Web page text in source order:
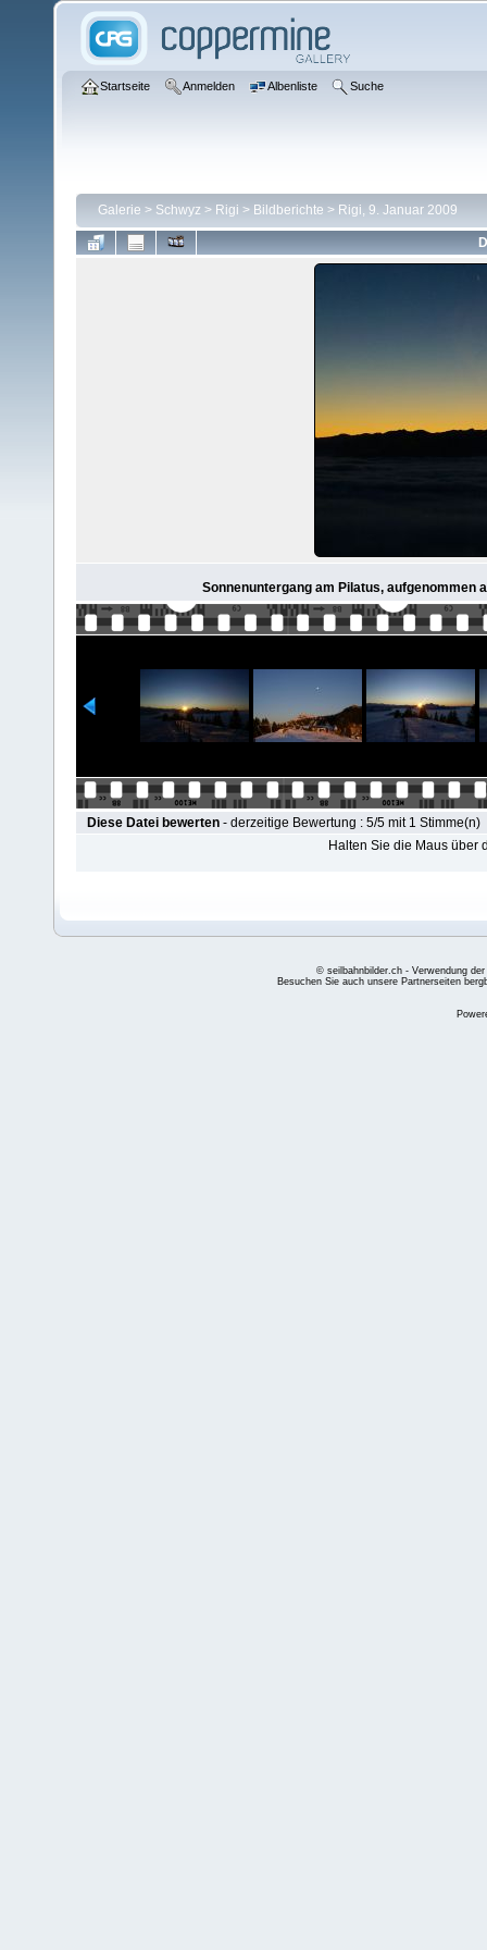
Startseite Anmelden Albenliste Suche
Galerie > Schwyz > Rigi > Bildberichte > Rigi, 9. Januar 2009
Sonnenuntergang am Pilatus, aufgenommen
Diese Datei bewerten - derzeitige Bewertung : 5/5 mit 1 Stimme(n)
Halten Sie die Maus über
© seilbahnbilder.ch - Verwendung
Besuchen Sie auch unsere Partnerseiten